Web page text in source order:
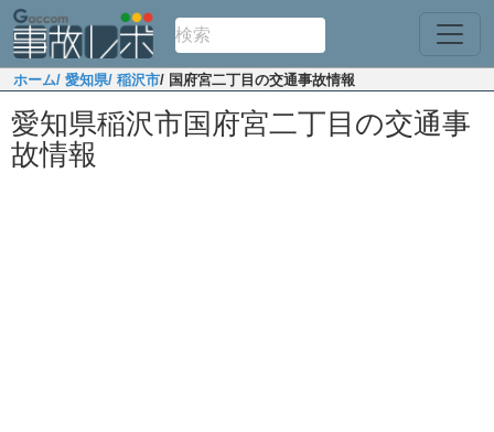
ホーム/ 愛知県/ 稲沢市/ 国府宮二丁目の交通事故情報
愛知県稲沢市国府宮二丁目の交通事
故情報